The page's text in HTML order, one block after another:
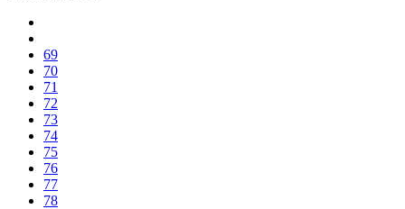
69
70
71
72
73
74
75
76
77
78